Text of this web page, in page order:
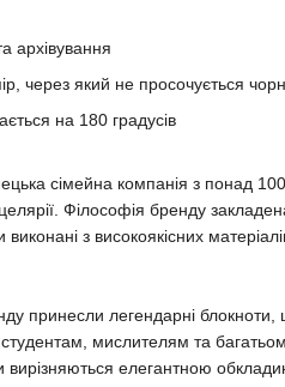
архівування
через який не просочується
на 180 градусів
сімейна компанія з понад
Філософія бренду
з високоякісних
принесли легендарні
мислителям та
вирізняються елегантною